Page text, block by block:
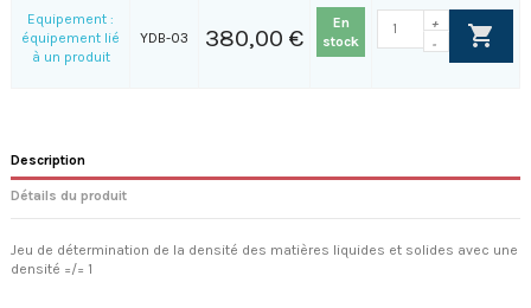
Equipement :
équipement lié
à un produit
YDB-03 380,00 €
En
stock
+
-
Description
Détails du produit
Jeu de détermination de la densité des matières liquides et solides avec une
densité =/= 1